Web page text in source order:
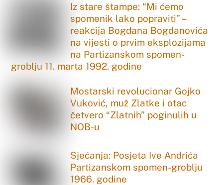
Iz stare štampe: “Mi ćemo
spomenik lako popraviti” –
reakcija Bogdana Bogdanovića
na vijesti o prvim eksplozijama
na Partizanskom spomen-
groblju 11. marta 1992. godine
Mostarski revolucionar Gojko
Vuković, muž Zlatke i otac
četvero “Zlatnih” poginulih u
NOB-u
Sjećanja: Posjeta Ive Andrića
Partizanskom spomen-groblju
1966. godine